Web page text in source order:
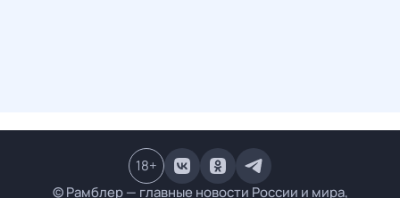
© Рамблер — главные новости России и мира,
18+